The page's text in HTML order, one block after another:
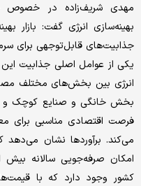
مهدی شریف‌‌‌زاده در خصوص
بهینه‌‌‌سازی انرژی گفت: بازار
جذابیت‌‌‌های قابل‌توجهی برای
یکی از عوامل اصلی جذابیت
انرژی بین بخش‌‌‌های مختلف
بخش خانگی و صنایع کوچک و
فرصت اقتصادی مناسبی برای
می‌کند. برآوردها نشان می‌دهد